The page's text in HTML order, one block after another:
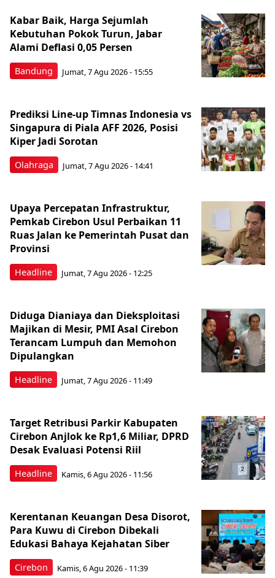
Bandung
Kabar Baik, Harga Sejumlah
Kebutuhan Pokok Turun, Jabar
Alami Deflasi 0,05 Persen
Jumat, 7 Agu 2026 - 15:55
Olahraga
Prediksi Line-up Timnas Indonesia vs
Singapura di Piala AFF 2026, Posisi
Kiper Jadi Sorotan
Jumat, 7 Agu 2026 - 14:41
Headline
Upaya Percepatan Infrastruktur,
Pemkab Cirebon Usul Perbaikan 11
Ruas Jalan ke Pemerintah Pusat dan
Provinsi
Jumat, 7 Agu 2026 - 12:25
Headline
Diduga Dianiaya dan Dieksploitasi
Majikan di Mesir, PMI Asal Cirebon
Terancam Lumpuh dan Memohon
Dipulangkan
Jumat, 7 Agu 2026 - 11:49
Headline
Target Retribusi Parkir Kabupaten
Cirebon Anjlok ke Rp1,6 Miliar, DPRD
Desak Evaluasi Potensi Riil
Kamis, 6 Agu 2026 - 11:56
Cirebon
Kerentanan Keuangan Desa Disorot,
Para Kuwu di Cirebon Dibekali
Edukasi Bahaya Kejahatan Siber
Kamis, 6 Agu 2026 - 11:39